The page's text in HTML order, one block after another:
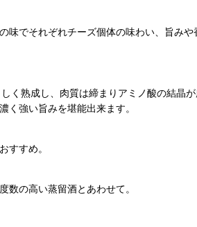
味でそれぞれチーズ個体の味わい、旨み
く熟成し、肉質は締まりアミノ酸の結晶が
く強い旨みを堪能出来ます。
すすめ。
数の高い蒸留酒とあわせて。